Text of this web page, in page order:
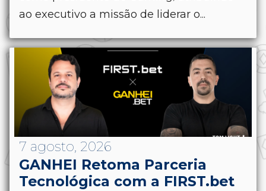
ao executivo a missão de liderar o...
7 agosto, 2026
GANHEI Retoma Parceria
Tecnológica com a FIRST.bet